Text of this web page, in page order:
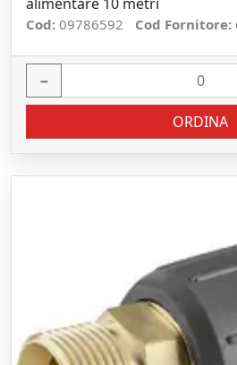
Cod: 09786592 Cod Fornitore:
−
ORDINA